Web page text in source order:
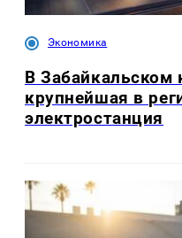
Экономика
В Забайкальском
крупнейшая в
электростанция